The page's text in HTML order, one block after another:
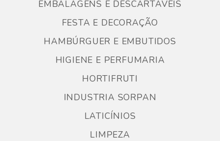
EMBALAGENS E DESCARTÁVEIS
FESTA E DECORAÇÃO
HAMBÚRGUER E EMBUTIDOS
HIGIENE E PERFUMARIA
HORTIFRUTI
INDUSTRIA SORPAN
LATICÍNIOS
LIMPEZA